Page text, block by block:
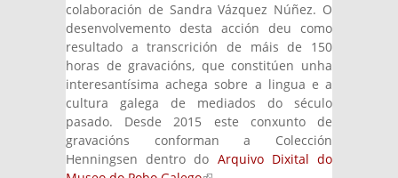
external)
colaboración de Sandra Vázquez Núñez. O
desenvolvemento desta acción deu como
resultado a transcrición de máis de 150
horas de gravacións, que constitúen unha
interesantísima achega sobre a lingua e a
cultura galega de mediados do século
pasado. Desde 2015 este conxunto de
gravacións conforman a Colección
Henningsen dentro do Arquivo Dixital do